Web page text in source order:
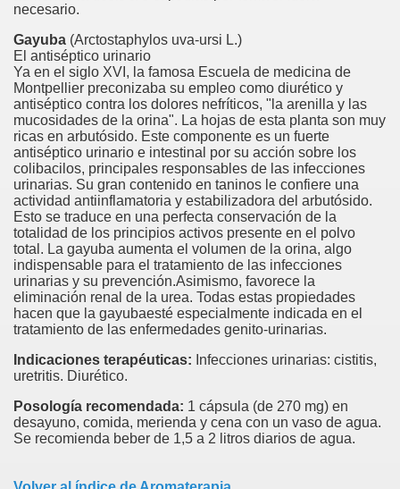
necesario.
Gayuba (Arctostaphylos uva-ursi L.)
El antiséptico urinario
Ya en el siglo XVI, la famosa Escuela de medicina de
Montpellier preconizaba su empleo como diurético y
antiséptico contra los dolores nefríticos, "la arenilla y las
mucosidades de la orina". La hojas de esta planta son muy
ricas en arbutósido. Este componente es un fuerte
antiséptico urinario e intestinal por su acción sobre los
colibacilos, principales responsables de las infecciones
urinarias. Su gran contenido en taninos le confiere una
actividad antiinflamatoria y estabilizadora del arbutósido.
Esto se traduce en una perfecta conservación de la
totalidad de los principios activos presente en el polvo
total. La gayuba aumenta el volumen de la orina, algo
indispensable para el tratamiento de las infecciones
urinarias y su prevención.Asimismo, favorece la
eliminación renal de la urea. Todas estas propiedades
hacen que la gayubaesté especialmente indicada en el
tratamiento de las enfermedades genito-urinarias.
Indicaciones terapéuticas: Infecciones urinarias: cistitis,
uretritis. Diurético.
Posología recomendada: 1 cápsula (de 270 mg) en
desayuno, comida, merienda y cena con un vaso de agua.
Se recomienda beber de 1,5 a 2 litros diarios de agua.